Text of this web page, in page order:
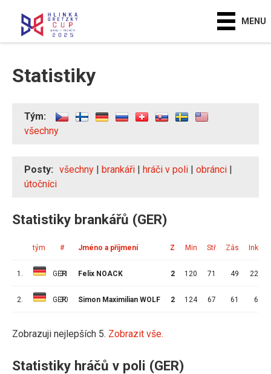
MENU
Statistiky
Tým:
všechny
Posty: všechny | brankáři | hráči v poli | obránci |
útočníci
Statistiky brankářů (GER)
tým # Jméno a příjmení Z Min Stř Zás Ink
1. GER
31 Felix NOACK 2 120 71 49 22
2. GER
30 Simon Maximilian WOLF 2 124 67 61 6
Zobrazuji nejlepších 5. Zobrazit vše.
Statistiky hráčů v poli (GER)